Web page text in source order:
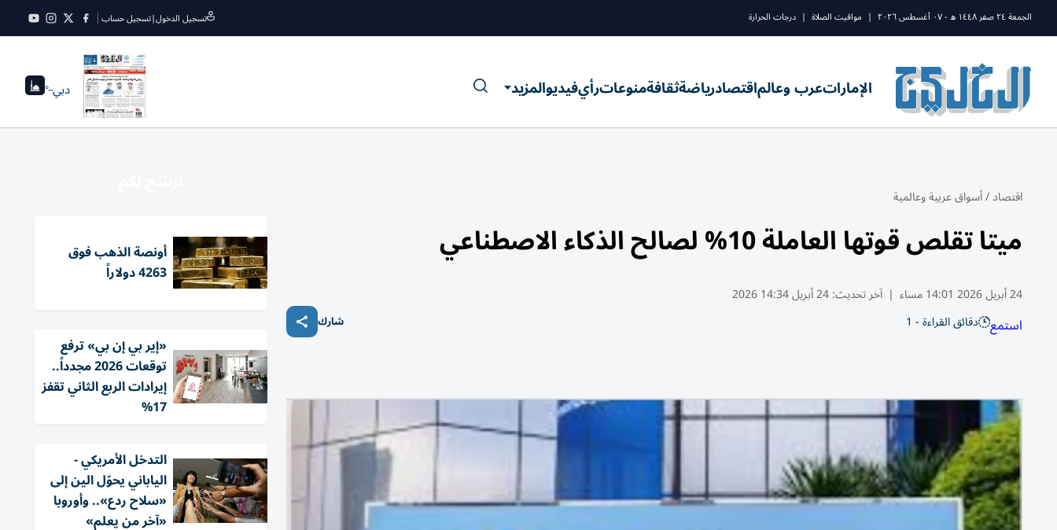
الجمعة ٢٤ صفر ١٤٤٨ ه - ٠٧ أغسطس ٢٠٢٦ | مواقيت الصلاة | درجات الحرارة تسجيل الدخول|تسجيل حساب
الإماراتعرب وعالماقتصادرياضةثقافةمنوعاترأيفيديوالمزيد دبي--°
اقتصاد/أسواق عربية وعالمية
ميتا تقلص قوتها العاملة 10% لصالح الذكاء الاصطناعي
24 أبريل 2026 14:01 مساء | آخر تحديث:24 أبريل 14:34 2026
استمع دقائق القراءة - 1 شارك
أونصة الذهب فوق
4263 دولاراً
«إير بي إن بي» ترفع
توقعات 2026 مجدداً..
إيرادات الربع الثاني تقفز
17%
التدخل الأمريكي -
الياباني يحوّل الين إلى
«سلاح ردع».. وأوروبا
«آخر من يعلم»